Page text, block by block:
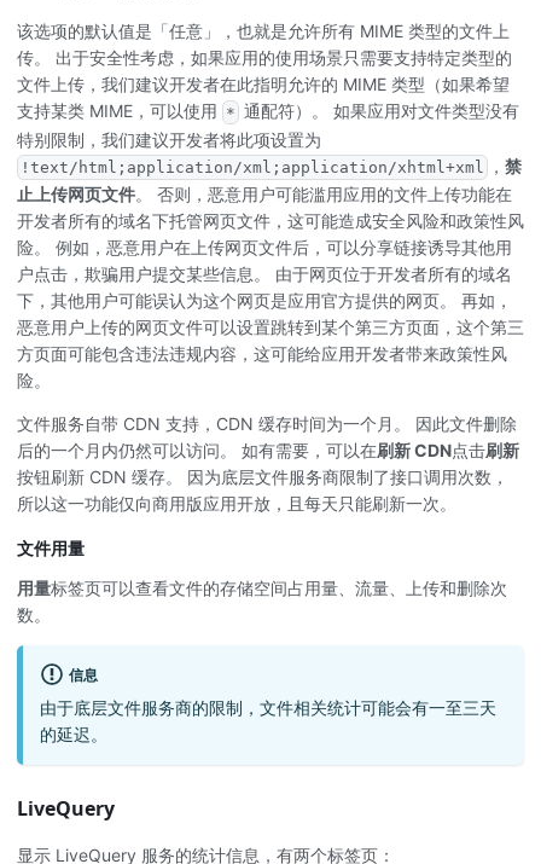
该选项的默认值是「任意」，也就是允许所有 MIME 类型的文件上
传。 出于安全性考虑，如果应用的使用场景只需要支持特定类型的
文件上传，我们建议开发者在此指明允许的 MIME 类型（如果希望
支持某类 MIME，可以使用
* 通配符）。 如果应用对文件类型没有
特别限制，我们建议开发者将此项设置为
!text/html;application/xml;application/xhtml+xml ， 禁
止上传网页文件。 否则，恶意用户可能滥用应用的文件上传功能在
开发者所有的域名下托管网页文件，这可能造成安全风险和政策性风
险。 例如，恶意用户在上传网页文件后，可以分享链接诱导其他用
户点击，欺骗用户提交某些信息。 由于网页位于开发者所有的域名
下，其他用户可能误认为这个网页是应用官方提供的网页。 再如，
恶意用户上传的网页文件可以设置跳转到某个第三方页面，这个第三
方页面可能包含违法违规内容，这可能给应用开发者带来政策性风
险。
文件服务自带 CDN 支持，CDN 缓存时间为一个月。 因此文件删除
后的一个月内仍然可以访问。 如有需要，可以在刷新 CDN点击刷新
按钮刷新 CDN 缓存。 因为底层文件服务商限制了接口调用次数，
所以这一功能仅向商用版应用开放，且每天只能刷新一次。
文件用量
用量标签页可以查看文件的存储空间占用量、流量、上传和删除次
数。
信息
由于底层文件服务商的限制，文件相关统计可能会有一至三天
的延迟。
LiveQuery
显示 LiveQuery 服务的统计信息，有两个标签页：